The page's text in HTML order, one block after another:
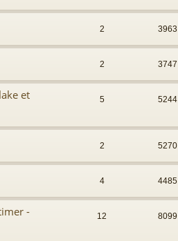
2 3963
2 3747
et
5 5244
2 5270
4 4485
-
12 8099